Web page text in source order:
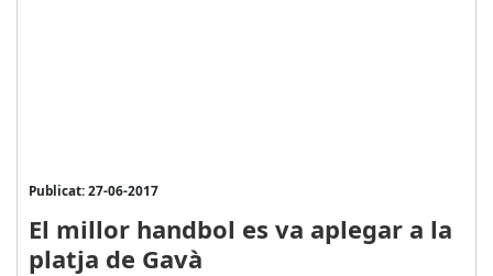
Publicat: 27-06-2017
El millor handbol es va aplegar a la
platja de Gavà